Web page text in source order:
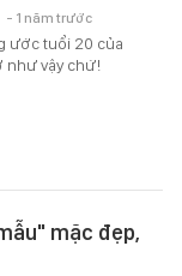
ước tuổi 20 của
như vậy chứ!
- 1 năm trước
mặc đẹp,